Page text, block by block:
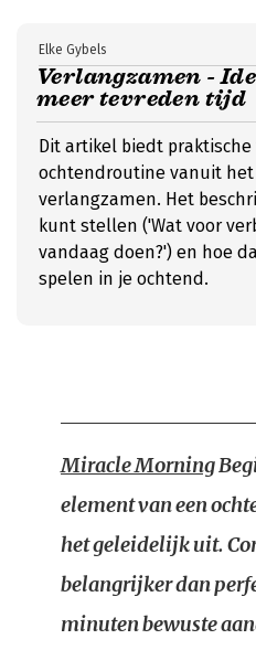
Verlangzamen -
meer tevreden tijd
Elke Gybels
Dit artikel biedt praktische
ochtendroutine vanuit het
verlangzamen. Het
kunt stellen ('Wat voor
vandaag doen?') en hoe
spelen in je ochtend.
Miracle Morning
element van een
het geleidelijk uit.
belangrijker dan
minuten bewuste